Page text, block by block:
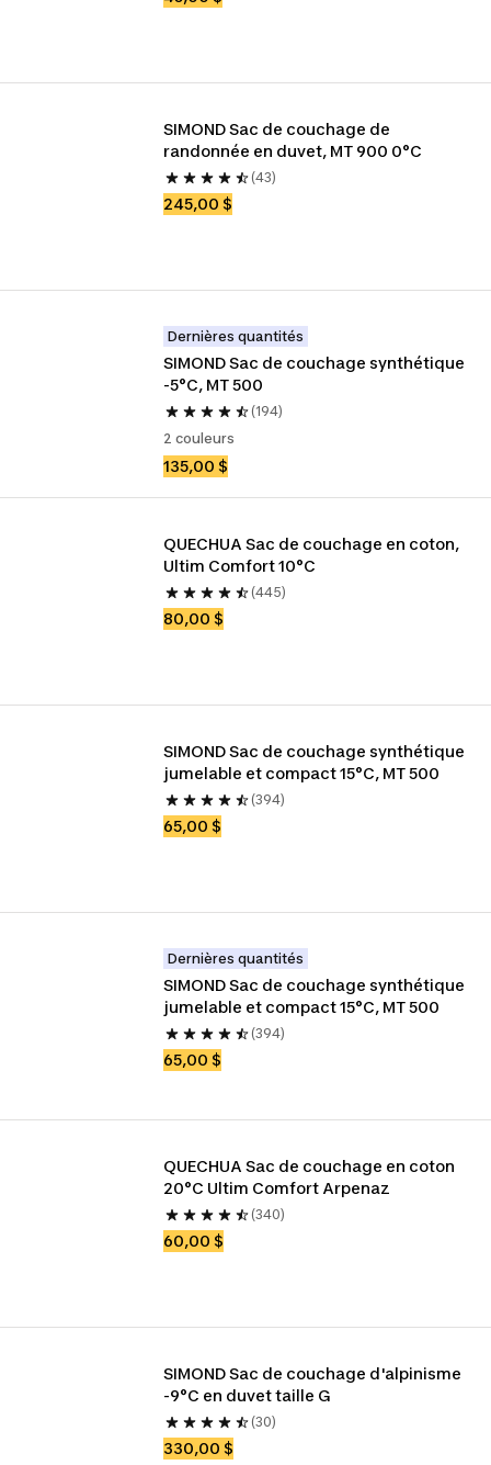
SIMOND Sac de couchage de
randonnée en duvet, MT 900 0°C
(43)
245,00 $
Dernières quantités
SIMOND Sac de couchage synthétique
-5°C, MT 500
(194)
2 couleurs
135,00 $
QUECHUA Sac de couchage en coton,
Ultim Comfort 10°C
(445)
80,00 $
SIMOND Sac de couchage synthétique
jumelable et compact 15°C, MT 500
(394)
65,00 $
Dernières quantités
SIMOND Sac de couchage synthétique
jumelable et compact 15°C, MT 500
(394)
65,00 $
QUECHUA Sac de couchage en coton
20°C Ultim Comfort Arpenaz
(340)
60,00 $
SIMOND Sac de couchage d'alpinisme
-9°C en duvet taille G
(30)
330,00 $